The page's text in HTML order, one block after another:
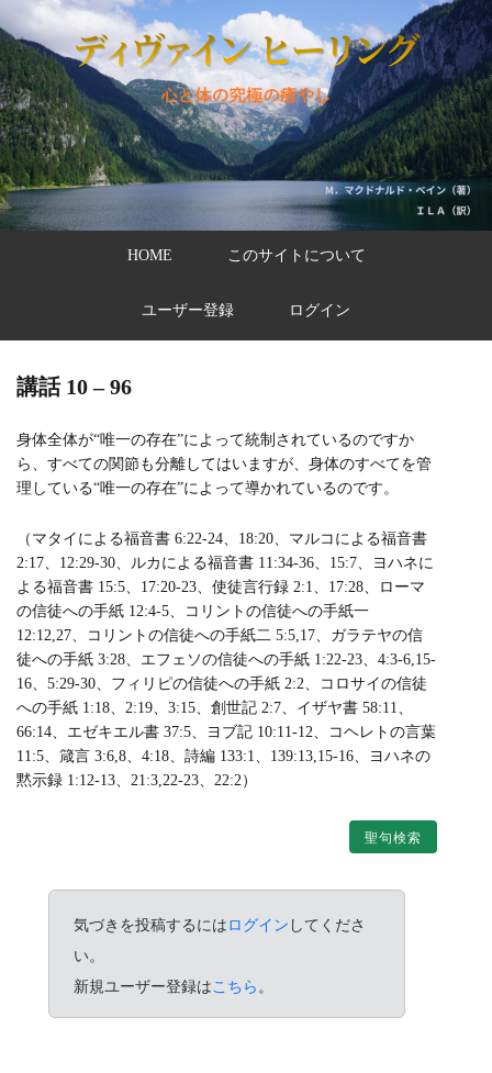
HOME このサイトについて
ユーザー登録 ログイン
講話 10 – 96
身体全体が“唯一の存在”によって統制されているのですか
ら、すべての関節も分離してはいますが、身体のすべてを管
理している“唯一の存在”によって導かれているのです。
（マタイによる福音書 6:22-24、18:20、マルコによる福音書
2:17、12:29-30、ルカによる福音書 11:34-36、15:7、ヨハネに
よる福音書 15:5、17:20-23、使徒言行録 2:1、17:28、ローマ
の信徒への手紙 12:4-5、コリントの信徒への手紙一
12:12,27、コリントの信徒への手紙二 5:5,17、ガラテヤの信
徒への手紙 3:28、エフェソの信徒への手紙 1:22-23、4:3-6,15-
16、5:29-30、フィリピの信徒への手紙 2:2、コロサイの信徒
への手紙 1:18、2:19、3:15、創世記 2:7、イザヤ書 58:11、
66:14、エゼキエル書 37:5、ヨブ記 10:11-12、コヘレトの言葉
11:5、箴言 3:6,8、4:18、詩編 133:1、139:13,15-16、ヨハネの
黙示録 1:12-13、21:3,22-23、22:2）
聖句検索
気づきを投稿するにはログイン してくださ
い。
新規ユーザー登録はこちら 。